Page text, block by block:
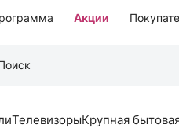
Акции
ТелевизорыКрупная